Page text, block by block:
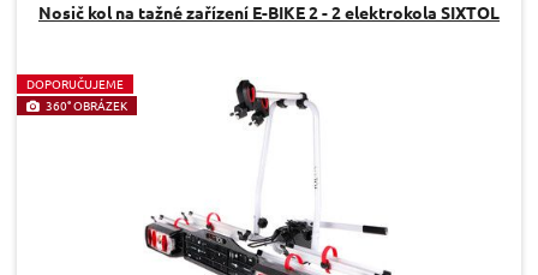
Nosič kol na tažné zařízení E-BIKE 2 - 2 elektrokola SIXTOL
DOPORUČUJEME
360° OBRÁZEK